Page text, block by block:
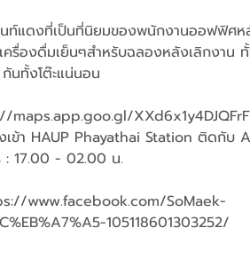
นท์แดงที่เป็นที่นิยมของพนักงานออฟฟิศห
ครื่องดื่มเย็นๆสำหรับฉลองหลังเลิกงา
นทั้งโต๊ะแน่นอน
maps.app.goo.gl/
เข้า HAUP Phayathai Station ติดกับ
: 17.00 - 02.00 น.
www.facebook.com/SoMaek-
105118601303252/